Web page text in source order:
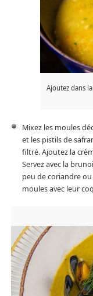
Ajoutez dans
Mixez les moules
et les pistils de
filtré. Ajoutez la
Servez avec la
peu de coriandre
moules avec leur